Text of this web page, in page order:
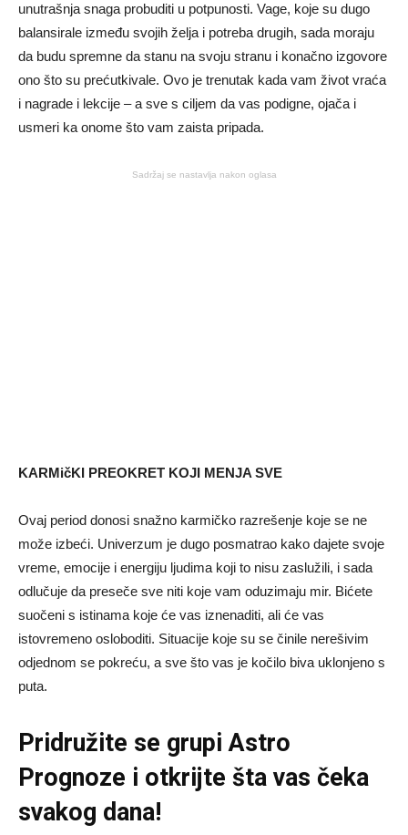
unutrašnja snaga probuditi u potpunosti. Vage, koje su dugo
balansirale između svojih želja i potreba drugih, sada moraju
da budu spremne da stanu na svoju stranu i konačno izgovore
ono što su prećutkivale. Ovo je trenutak kada vam život vraća
i nagrade i lekcije – a sve s ciljem da vas podigne, ojača i
usmeri ka onome što vam zaista pripada.
Sadržaj se nastavlja nakon oglasa
KARMičKI PREOKRET KOJI MENJA SVE
Ovaj period donosi snažno karmičko razrešenje koje se ne
može izbeći. Univerzum je dugo posmatrao kako dajete svoje
vreme, emocije i energiju ljudima koji to nisu zaslužili, i sada
odlučuje da preseče sve niti koje vam oduzimaju mir. Bićete
suočeni s istinama koje će vas iznenaditi, ali će vas
istovremeno osloboditi. Situacije koje su se činile nerešivim
odjednom se pokreću, a sve što vas je kočilo biva uklonjeno s
puta.
Pridružite se grupiAstro
Prognoze i otkrijte šta vas čeka
svakog dana!